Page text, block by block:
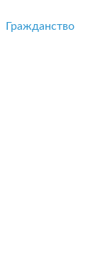
Гражданство